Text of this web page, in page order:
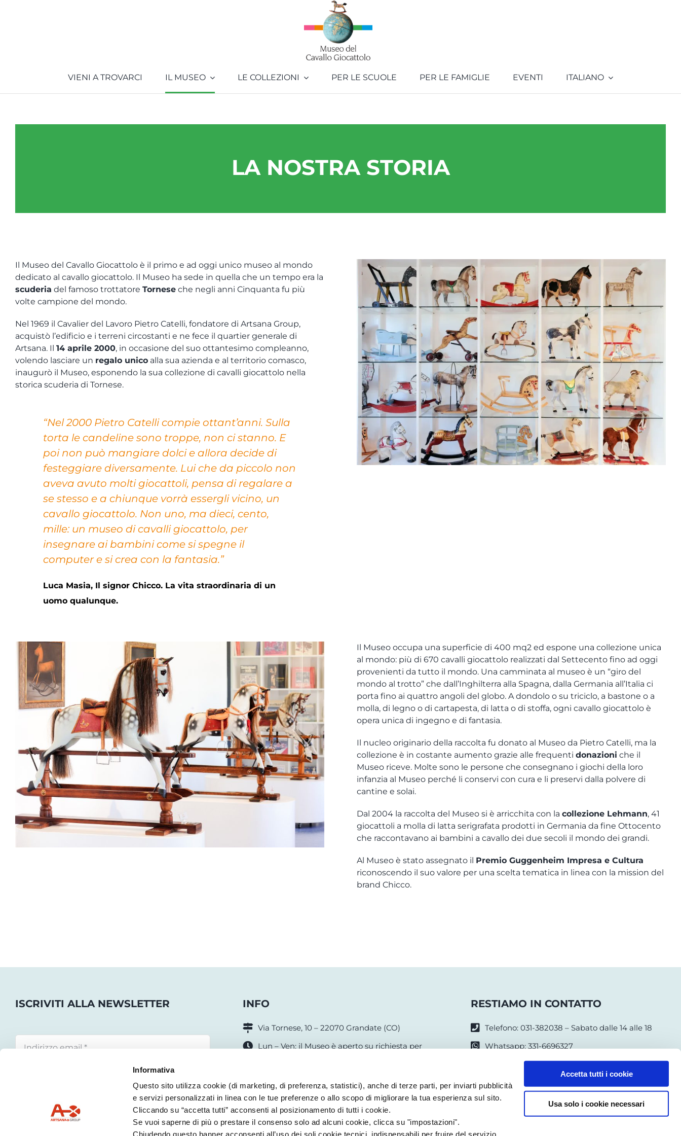
Informativa
Questo sito utilizza cookie (di marketing, di preferenza, statistici), anche di terze parti, per inviarti pubblicità
e servizi personalizzati in linea con le tue preferenze o allo scopo di migliorare la tua esperienza sul sito.
Cliccando su “accetta tutti” acconsenti al posizionamento di tutti i cookie.
Se vuoi saperne di più o prestare il consenso solo ad alcuni cookie, clicca su "impostazioni".
Chiudendo questo banner acconsenti all’uso dei soli cookie tecnici, indispensabili per fruire del servizio
Accetta tutti i cookie
Usa solo i cookie necessari
VIENI A TROVARCI IL MUSEO LE COLLEZIONI PER LE SCUOLE PER LE FAMIGLIE EVENTI ITALIANO
LA NOSTRA STORIA
Il Museo del Cavallo Giocattolo è il primo e ad oggi unico museo al mondo
dedicato al cavallo giocattolo. Il Museo ha sede in quella che un tempo era la
scuderia del famoso trottatore Torneseche negli anni Cinquanta fu più
volte campione del mondo.
Nel 1969 il Cavalier del Lavoro Pietro Catelli, fondatore di Artsana Group,
acquistò l’edificio e i terreni circostanti e ne fece il quartier generale di
Artsana. Il 14 aprile 2000, in occasione del suo ottantesimo compleanno,
volendo lasciare un regalo unicoalla sua azienda e al territorio comasco,
inaugurò il Museo, esponendo la sua collezione di cavalli giocattolo nella
storica scuderia di Tornese.
“Nel 2000 Pietro Catelli compie ottant’anni. Sulla
torta le candeline sono troppe, non ci stanno. E
poi non può mangiare dolci e allora decide di
festeggiare diversamente. Lui che da piccolo non
aveva avuto molti giocattoli, pensa di regalare a
se stesso e a chiunque vorrà essergli vicino, un
cavallo giocattolo. Non uno, ma dieci, cento,
mille: un museo di cavalli giocattolo, per
insegnare ai bambini come si spegne il
computer e si crea con la fantasia.”
Luca Masia, Il signor Chicco. La vita straordinaria di un
uomo qualunque.
Il Museo occupa una superficie di 400 mq2 ed espone una collezione unica
al mondo: più di 670 cavalli giocattolo realizzati dal Settecento fino ad oggi
provenienti da tutto il mondo. Una camminata al museo è un “giro del
mondo al trotto” che dall’Inghilterra alla Spagna, dalla Germania all’Italia ci
porta fino ai quattro angoli del globo. A dondolo o su triciclo, a bastone o a
molla, di legno o di cartapesta, di latta o di stoffa, ogni cavallo giocattolo è
opera unica di ingegno e di fantasia.
Il nucleo originario della raccolta fu donato al Museo da Pietro Catelli, ma la
collezione è in costante aumento grazie alle frequentidonazioni che il
Museo riceve. Molte sono le persone che consegnano i giochi della loro
infanzia al Museo perché li conservi con cura e li preservi dalla polvere di
cantine e solai.
Dal 2004 la raccolta del Museo si è arricchita con lacollezione Lehmann, 41
giocattoli a molla di latta serigrafata prodotti in Germania da fine Ottocento
che raccontavano ai bambini a cavallo dei due secoli il mondo dei grandi.
Al Museo è stato assegnato il Premio Guggenheim Impresa e Cultura
riconoscendo il suo valore per una scelta tematica in linea con la mission del
brand Chicco.
ISCRIVITI ALLA NEWSLETTER
Dichiaro di aver letto e accettato la privacy policy
INFO
Via Tornese, 10 – 22070 Grandate (CO)
Lun – Ven: il Museo è aperto su richiesta per
INGRESSO GRATUITO
RESTIAMO IN CONTATTO
Telefono: 031-382038 – Sabato dalle 14 alle 18
Whatsapp: 331-6696327
Seguici su Facebook
infomuseo@artsana.com
Privacy Policy| Cookie Policy|